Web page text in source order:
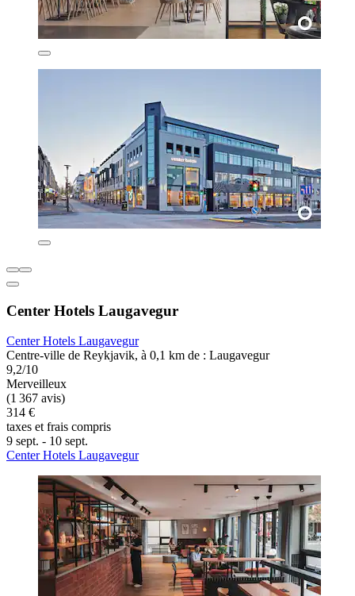
Center Hotels Laugavegur
Center Hotels Laugavegur
Centre-ville de Reykjavik, à 0,1 km de : Laugavegur
9,2/10
Merveilleux
(1 367 avis)
314 €
taxes et frais compris
9 sept. - 10 sept.
Center Hotels Laugavegur